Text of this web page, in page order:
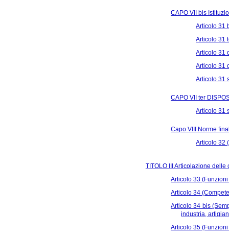
CAPO VII bis
Articolo 31
Articolo 31
Articolo 31
Articolo 31
Articolo 31
CAPO VII ter
Articolo 31
Capo VIII Norme
Articolo 32
TITOLO III Articolazione delle
Articolo 33
Articolo 34
Articolo 34 bis
industria,
Articolo 35